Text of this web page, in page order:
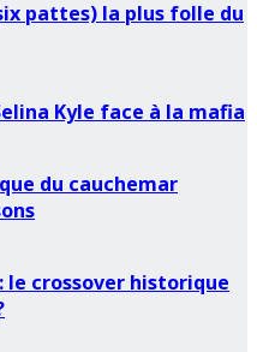
pattes) la plus folle du
Kyle face à la mafia
du cauchemar
le crossover historique